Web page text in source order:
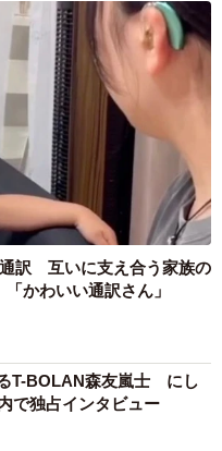
のみやびくんは、という
した（笑）」
ても上手なようです。
ってくれているといいま
士さんのようです」
。そう思うのは、人間
、これからも大好きな
訳 互いに支え合う家族の
かわいい通訳さん」
T-BOLAN森友嵐士 にし
で独占インタビュー